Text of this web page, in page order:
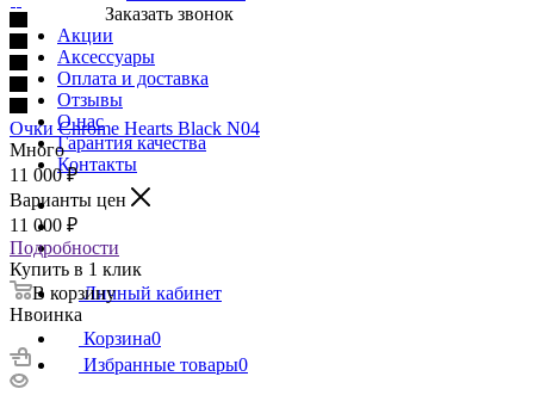
Заказать звонок
Акции
Аксессуары
Оплата и доставка
Отзывы
О нас
Гарантия качества
Контакты
Личный кабинет
Корзина0
Избранные товары0
Очки Chrome Hearts Black N04
Много
11 000₽
Варианты цен
11 000 ₽
Подробности
Купить в 1 клик
В корзину
Нвоинка